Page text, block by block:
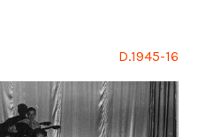
D.1945-16